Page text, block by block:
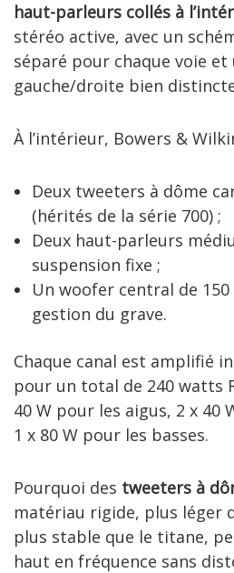
haut-parleurs collés à
stéréo active, avec un
séparé pour chaque voie et
gauche/droite bien
À l’intérieur, Bowers &
Deux tweeters à dôme
(hérités de la série 700) ;
Deux haut-parleurs
suspension fixe ;
Un woofer central de
gestion du grave.
Chaque canal est amplifié
pour un total de 240 watts
40 W pour les aigus, 2 x 40
1 x 80 W pour les basses.
Pourquoi des tweeters à
matériau rigide, plus léger
plus stable que le titane,
haut en fréquence sans